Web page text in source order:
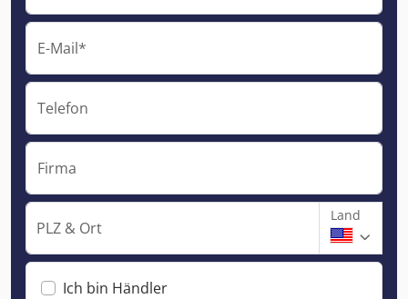
E-Mail*
Telefon
Firma
PLZ & Ort
Land
Ich bin Händler